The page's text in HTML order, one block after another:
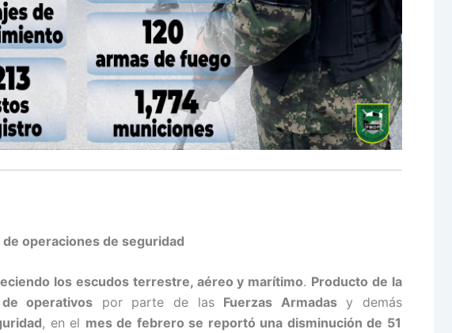
operaciones de seguridad
los escudos terrestre, aéreo y marítimo. Producto de la
operativos por parte de las Fuerzas Armadasy demás
, en el mes de febrero se reportó una disminución de 51